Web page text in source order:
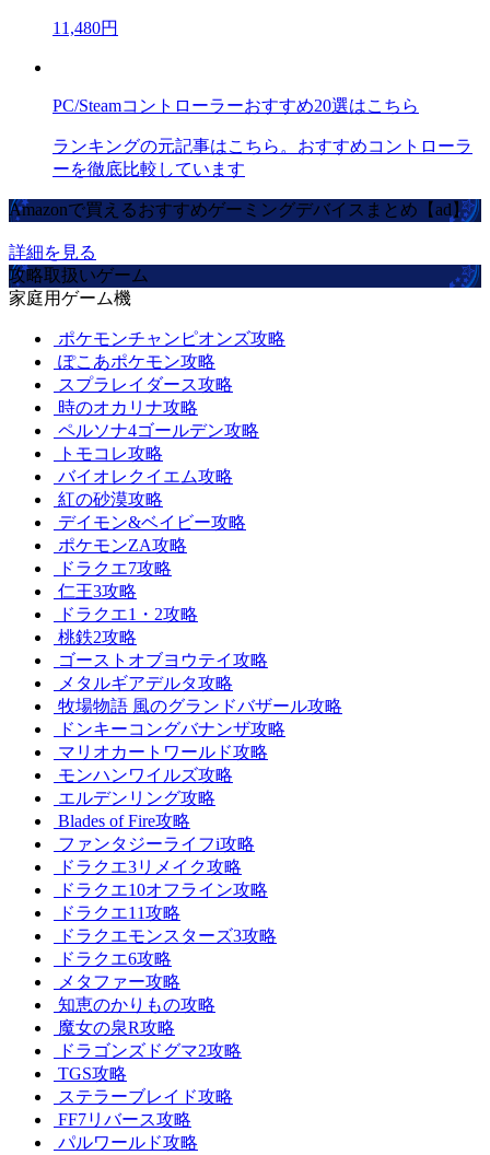
11,480円
PC/Steamコントローラーおすすめ20選はこちら
ランキングの元記事はこちら。おすすめコントローラ
ーを徹底比較しています
Amazonで買えるおすすめゲーミングデバイスまとめ【ad】
詳細を見る
攻略取扱いゲーム
家庭用ゲーム機
ポケモンチャンピオンズ攻略
ぽこあポケモン攻略
スプラレイダース攻略
時のオカリナ攻略
ペルソナ4ゴールデン攻略
トモコレ攻略
バイオレクイエム攻略
紅の砂漠攻略
デイモン&ベイビー攻略
ポケモンZA攻略
ドラクエ7攻略
仁王3攻略
ドラクエ1・2攻略
桃鉄2攻略
ゴーストオブヨウテイ攻略
メタルギアデルタ攻略
牧場物語 風のグランドバザール攻略
ドンキーコングバナンザ攻略
マリオカートワールド攻略
モンハンワイルズ攻略
エルデンリング攻略
Blades of Fire攻略
ファンタジーライフi攻略
ドラクエ3リメイク攻略
ドラクエ10オフライン攻略
ドラクエ11攻略
ドラクエモンスターズ3攻略
ドラクエ6攻略
メタファー攻略
知恵のかりもの攻略
魔女の泉R攻略
ドラゴンズドグマ2攻略
TGS攻略
ステラーブレイド攻略
FF7リバース攻略
パルワールド攻略